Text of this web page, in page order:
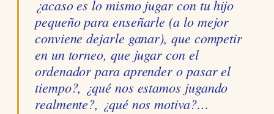
¿acaso es lo mismo jugar con tu hijo
pequeño para enseñarle (a lo mejor
conviene dejarle ganar), que competir
en un torneo, que jugar con el
ordenador para aprender o pasar el
tiempo?, ¿qué nos estamos jugando
realmente?, ¿qué nos motiva?…